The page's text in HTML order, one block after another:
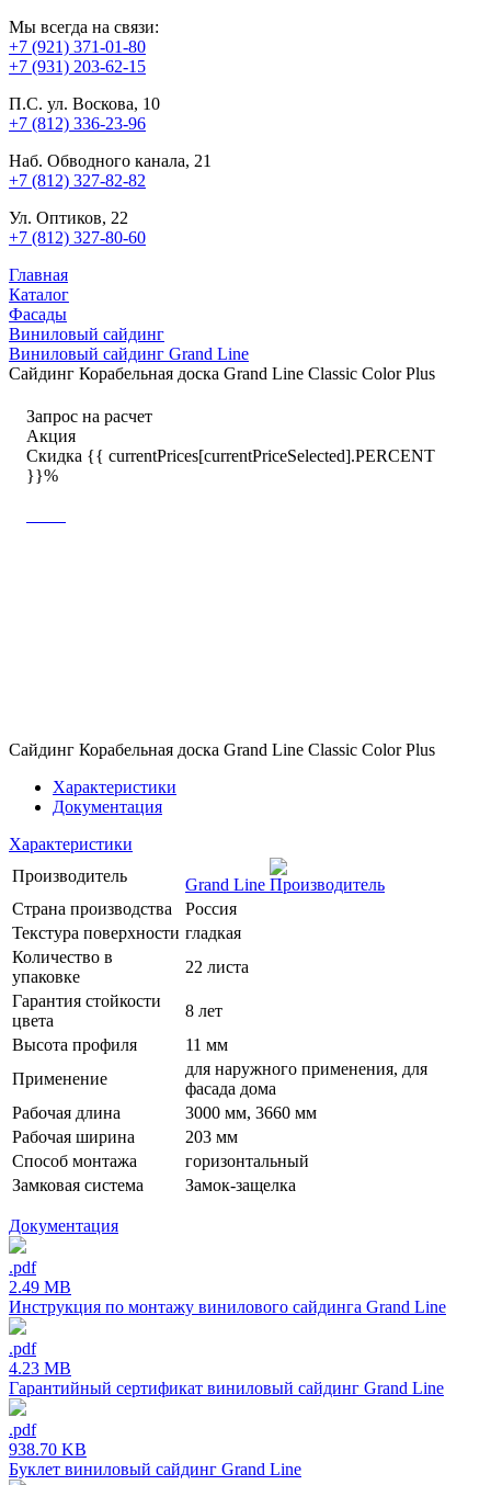
Мы всегда на связи:
+7 (921) 371-01-80
+7 (931) 203-62-15
П.С. ул. Воскова, 10
+7 (812) 336-23-96
Наб. Обводного канала, 21
+7 (812) 327-82-82
Ул. Оптиков, 22
+7 (812) 327-80-60
Главная
Каталог
Фасады
Виниловый сайдинг
Виниловый сайдинг Grand Line
Сайдинг Корабельная доска Grand Line Classic Color Plus
Запрос на расчет
Акция
Скидка {{ currentPrices[currentPriceSelected].PERCENT
}}%
Сайдинг Корабельная доска Grand Line Classic Color Plus
Характеристики
Документация
Характеристики
Производитель
Grand Line
Страна производства
Россия
Текстура поверхности гладкая
Количество в
упаковке
22 листа
Гарантия стойкости
цвета
8 лет
Высота профиля
11 мм
Применение
для наружного применения, для
фасада дома
Рабочая длина
3000 мм, 3660 мм
Рабочая ширина
203 мм
Способ монтажа
горизонтальный
Замковая система
Замок-защелка
Документация
.pdf
2.49 MB
Инструкция по монтажу винилового сайдинга Grand Line
.pdf
4.23 MB
Гарантийный сертификат виниловый сайдинг Grand Line
.pdf
938.70 KB
Буклет виниловый сайдинг Grand Line